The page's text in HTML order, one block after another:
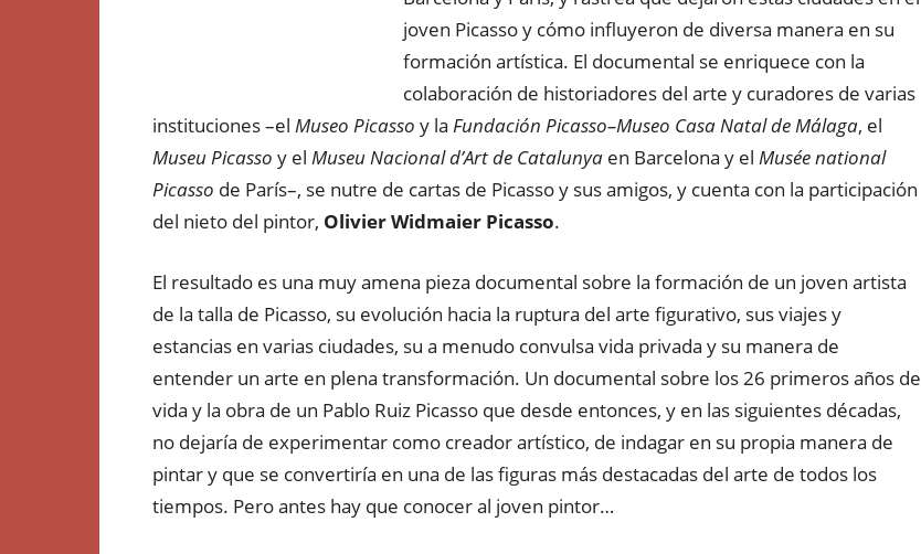
joven Picasso y cómo influyeron de diversa manera en su
formación artística. El documental se enriquece con la
colaboración de historiadores del arte y curadores de varias
instituciones –el Museo Picasso y la Fundación Picasso–Museo Casa Natal de Málaga, el
Museu Picasso y el Museu Nacional d’Art de Catalunya en Barcelona y el Musée national
Picasso de París–, se nutre de cartas de Picasso y sus amigos, y cuenta con la participación
del nieto del pintor, Olivier Widmaier Picasso.
El resultado es una muy amena pieza documental sobre la formación de un joven artista
de la talla de Picasso, su evolución hacia la ruptura del arte figurativo, sus viajes y
estancias en varias ciudades, su a menudo convulsa vida privada y su manera de
entender un arte en plena transformación. Un documental sobre los 26 primeros años de
vida y la obra de un Pablo Ruiz Picasso que desde entonces, y en las siguientes décadas,
no dejaría de experimentar como creador artístico, de indagar en su propia manera de
pintar y que se convertiría en una de las figuras más destacadas del arte de todos los
tiempos. Pero antes hay que conocer al joven pintor…